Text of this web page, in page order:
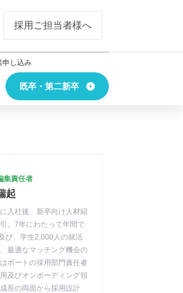
採用ご担当者様へ
申し込み
既卒・第二新卒
集責任者
起
入社後、新卒向け人材紹
。7年にわたって年間で
び、学生2,000人の就活
最適なマッチング機会の
ポートの採用部門責任者
及びオンボーディング領
長の両面から採用設計